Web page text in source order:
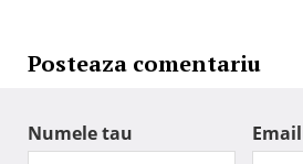
Posteaza comentariu
Numele tau